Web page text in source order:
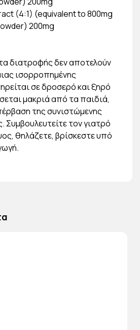
(4:1) (equivalent to 800mg
200mg
διατροφής δεν αποτελούν
ισορροπημένης
σε δροσερό και ξηρό
μακριά από τα παιδιά,
της συνιστώμενης
Συμβουλευτείτε τον γιατρό
θηλάζετε, βρίσκεστε υπό